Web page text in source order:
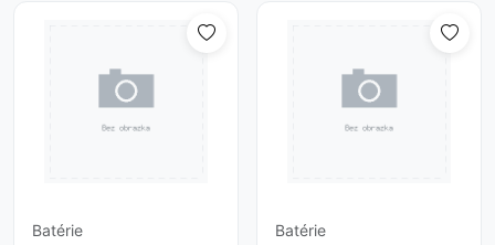
Batérie
Batérie